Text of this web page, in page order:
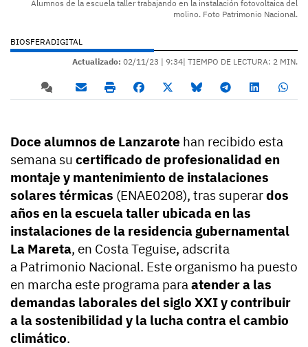
Alumnos de la escuela taller trabajando en la instalación fotovoltaica del
molino. Foto Patrimonio Nacional.
BIOSFERADIGITAL
Actualizado: 02/11/23 | 9:34| TIEMPO DE LECTURA: 2 MIN.
Doce alumnos de Lanzarote han recibido esta
semana su certificado de profesionalidad en
montaje y mantenimiento de instalaciones
solares térmicas (ENAE0208), tras superardos
años en la escuela taller ubicada en las
instalaciones de la residencia gubernamental
La Mareta, en Costa Teguise, adscrita
a Patrimonio Nacional. Este organismo ha puesto
en marcha este programa paraatender a las
demandas laborales del siglo XXI y contribuir
a la sostenibilidad y la lucha contra el cambio
climático.